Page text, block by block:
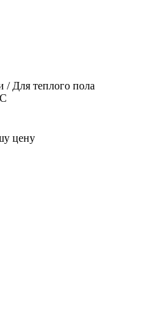
/ Для теплого пола
цену